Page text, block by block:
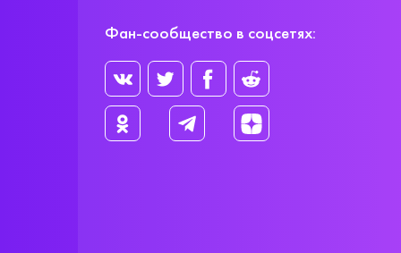
Фан-сообщество в соцсетях: